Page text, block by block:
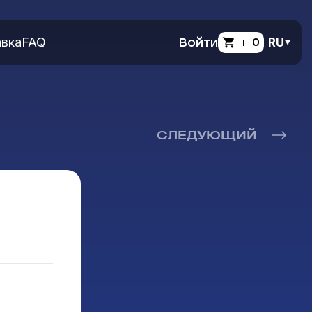
FAQ Войти 0 RU
СЛЕДУЮЩИЙ